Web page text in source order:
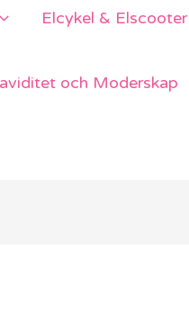
Elcykel & Elscooter
och Moderskap